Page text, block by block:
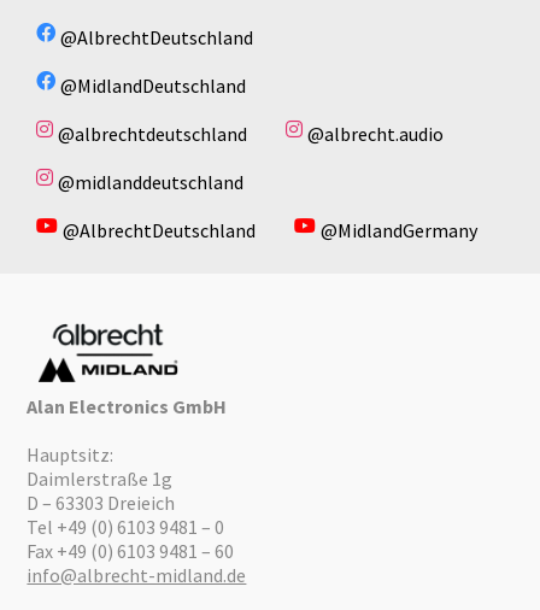
@AlbrechtDeutschland
@MidlandDeutschland
@albrechtdeutschland
@albrecht.audio
@midlanddeutschland
@AlbrechtDeutschland
@MidlandGermany
Alan Electronics GmbH
Hauptsitz:
Daimlerstraße 1g
D – 63303 Dreieich
Tel +49 (0) 6103 9481 – 0
Fax +49 (0) 6103 9481 – 60
info@albrecht-midland.de